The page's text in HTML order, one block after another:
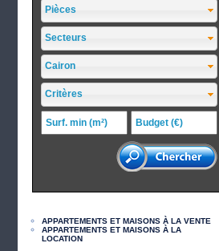
Pièces
Secteurs
Cairon
Critères
APPARTEMENTS ET MAISONS À LA VENTE
APPARTEMENTS ET MAISONS À LA
LOCATION